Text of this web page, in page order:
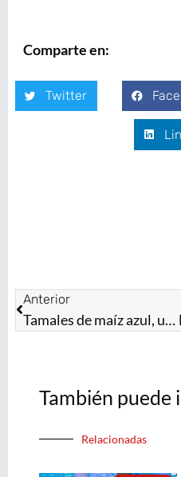
Comparte en:
Twitter
Anterior
Tamales de maíz azul, una tradición ancestral que se conserva en el EdoMéx
También puede
Relacionadas